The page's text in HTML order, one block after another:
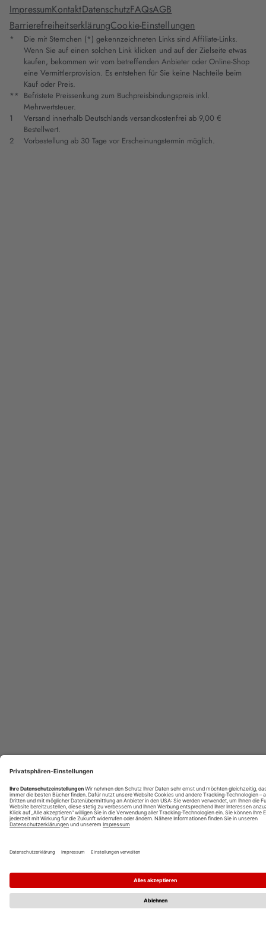
ImpressumKontaktDatenschutzFAQsAGB
BarrierefreiheitserklärungCookie-Einstellungen
*
Die mit Sternchen (*) gekennzeichneten Links sind Affiliate-Links.
Wenn Sie auf einen solchen Link klicken und auf der Zielseite etwas
kaufen, bekommen wir vom betreffenden Anbieter oder Online-Shop
eine Vermittlerprovision. Es entstehen für Sie keine Nachteile beim
Kauf oder Preis.
** Befristete Preissenkung zum Buchpreisbindungspreis inkl.
Mehrwertsteuer.
1
Versand innerhalb Deutschlands versandkostenfrei ab 9,00 €
Bestellwert.
2
Vorbestellung ab 30 Tage vor Erscheinungstermin möglich.